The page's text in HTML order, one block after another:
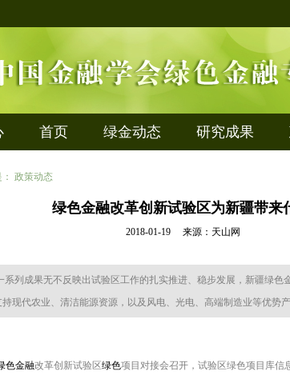
首页 绿金动态 研究成果
政策动态
绿色金融改革创新试验区为新疆带来
2018-01-19 来源：天山网
系列成果无不反映出试验区工作的扎实推进、稳步发展，新疆绿色
现代农业、清洁能源资源，以及风电、光电、高端制造业等优势
色金融改革创新试验区绿色项目对接会召开，试验区绿色项目库信